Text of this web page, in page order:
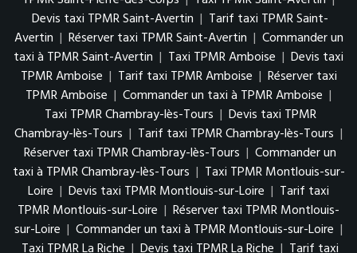
Devis taxi TPMR Saint-Avertin | Tarif taxi TPMR Saint-
Avertin | Réserver taxi TPMR Saint-Avertin | Commander un
taxi à TPMR Saint-Avertin | Taxi TPMR Amboise | Devis taxi
TPMR Amboise | Tarif taxi TPMR Amboise | Réserver taxi
TPMR Amboise | Commander un taxi à TPMR Amboise |
Taxi TPMR Chambray-lès-Tours | Devis taxi TPMR
Chambray-lès-Tours | Tarif taxi TPMR Chambray-lès-Tours |
Réserver taxi TPMR Chambray-lès-Tours | Commander un
taxi à TPMR Chambray-lès-Tours | Taxi TPMR Montlouis-sur-
Loire | Devis taxi TPMR Montlouis-sur-Loire | Tarif taxi
TPMR Montlouis-sur-Loire | Réserver taxi TPMR Montlouis-
sur-Loire | Commander un taxi à TPMR Montlouis-sur-Loire |